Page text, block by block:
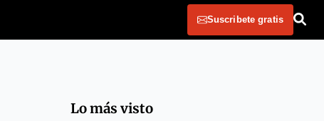
Suscribete gratis
Lo más visto